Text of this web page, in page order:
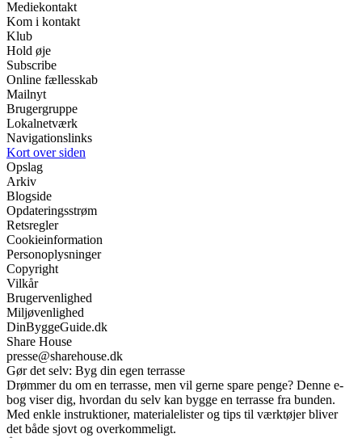
Mediekontakt
Kom i kontakt
Klub
Hold øje
Subscribe
Online fællesskab
Mailnyt
Brugergruppe
Lokalnetværk
Navigationslinks
Kort over siden
Opslag
Arkiv
Blogside
Opdateringsstrøm
Retsregler
Cookieinformation
Personoplysninger
Copyright
Vilkår
Brugervenlighed
Miljøvenlighed
DinByggeGuide.dk
Share House
presse@sharehouse.dk
Gør det selv: Byg din egen terrasse
Drømmer du om en terrasse, men vil gerne spare penge? Denne e-
bog viser dig, hvordan du selv kan bygge en terrasse fra bunden.
Med enkle instruktioner, materialelister og tips til værktøjer bliver
det både sjovt og overkommeligt.